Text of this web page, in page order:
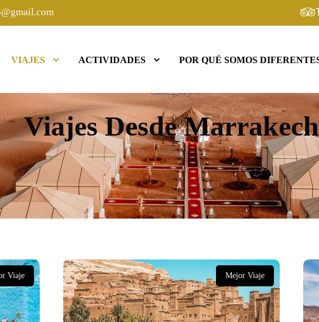
VIAJES ACTIVIDADES POR QUÉ SOMOS
Category
Viajes Desde Marrakech
Viaje Mejor Viaje